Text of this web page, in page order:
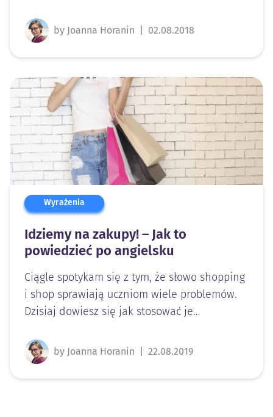
by Joanna Horanin 02.08.2018
Wyrażenia
Idziemy na zakupy! – Jak to
powiedzieć po angielsku
Ciągle spotykam się z tym, że słowo shopping
i shop sprawiają uczniom wiele problemów.
Dzisiaj dowiesz się jak stosować je…
by Joanna Horanin 22.08.2019